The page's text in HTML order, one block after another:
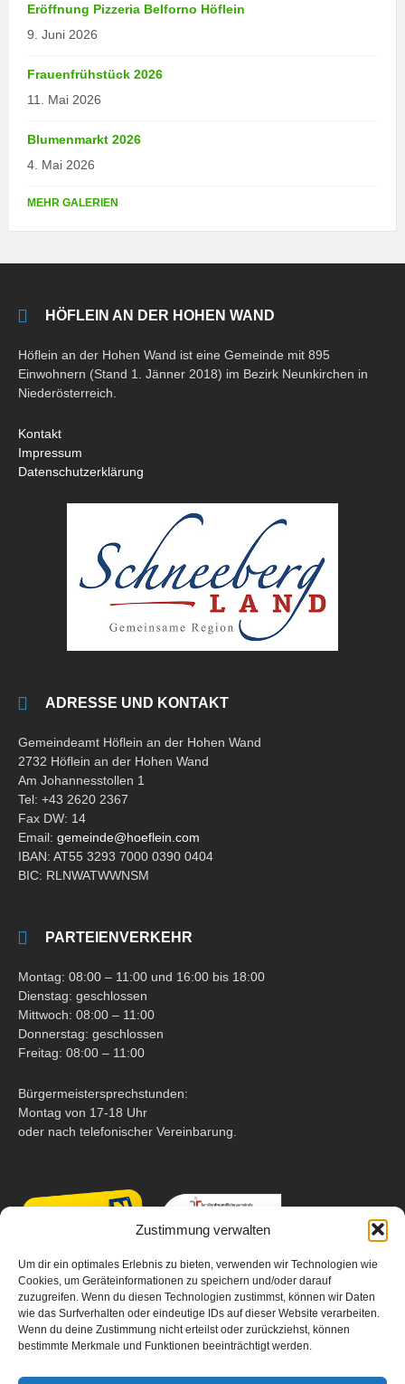
Zustimmung verwalten
Um dir ein optimales Erlebnis zu bieten, verwenden wir Technologien wie
Cookies, um Geräteinformationen zu speichern und/oder darauf
zuzugreifen. Wenn du diesen Technologien zustimmst, können wir Daten
wie das Surfverhalten oder eindeutige IDs auf dieser Website verarbeiten.
Wenn du deine Zustimmung nicht erteilst oder zurückziehst, können
bestimmte Merkmale und Funktionen beeinträchtigt werden.
Eröffnung Pizzeria Belforno Höflein
9. Juni 2026
Frauenfrühstück 2026
11. Mai 2026
Blumenmarkt 2026
4. Mai 2026
MEHR GALERIEN
HÖFLEIN AN DER HOHEN WAND
Höflein an der Hohen Wand ist eine Gemeinde mit 895
Einwohnern (Stand 1. Jänner 2018) im Bezirk Neunkirchen in
Niederösterreich.
Kontakt
Impressum
Datenschutzerklärung
ADRESSE UND KONTAKT
Gemeindeamt Höflein an der Hohen Wand
2732 Höflein an der Hohen Wand
Am Johannesstollen 1
Tel: +43 2620 2367
Fax DW: 14
Email: gemeinde@hoeflein.com
IBAN: AT55 3293 7000 0390 0404
BIC: RLNWATWWNSM
PARTEIENVERKEHR
Montag: 08:00 – 11:00 und 16:00 bis 18:00
Dienstag: geschlossen
Mittwoch: 08:00 – 11:00
Donnerstag: geschlossen
Freitag: 08:00 – 11:00
Bürgermeistersprechstunden:
Montag von 17-18 Uhr
oder nach telefonischer Vereinbarung.